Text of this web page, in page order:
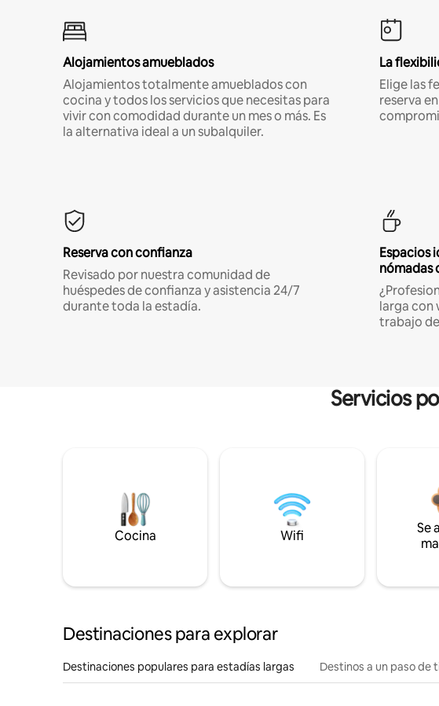
Alojamientos amueblados
Alojamientos totalmente amueblados con
cocina y todos los servicios que necesitas para
vivir con comodidad durante un mes o más. Es
la alternativa ideal a un subalquiler.
La
Elige las
reserva
Reserva con confianza
Revisado por nuestra comunidad de
huéspedes de confianza y asistencia 24/7
durante toda la estadía.
Espacios
nómadas
larga con
trabajo
Servicios
Cocina Wifi
Se
Destinaciones para explorar
Destinaciones populares para estadías largas Destinos a un paso de